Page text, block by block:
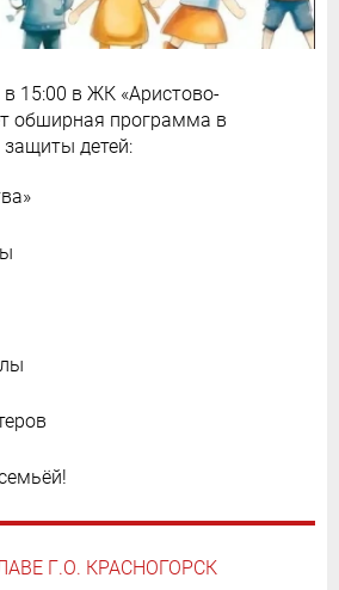
в 15:00 в ЖК «Аристово-
обширная программа в
детей:
Г.О. КРАСНОГОРСК